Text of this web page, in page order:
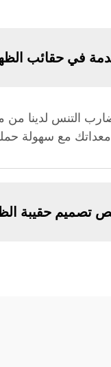
في حقائب
التنس لدينا من
مع سهولة
تصميم حقيبة